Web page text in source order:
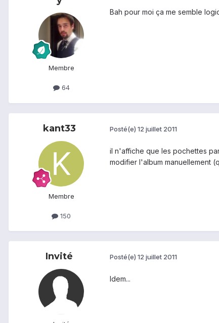
Membre
64
Bah pour moi ça me semble
kant33
Membre
150
Posté(e) 12 juillet 2011
il n'affiche que les pochettes
modifier l'album manuellement
Invité Posté(e) 12 juillet 2011
Idem...